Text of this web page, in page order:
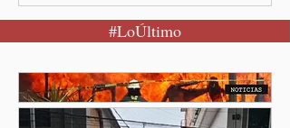
de México.-Puebla será el
punto de partida de la
Reforestación, una
estrategia del Gobierno de
México que reunirá de
#LoÚltimo